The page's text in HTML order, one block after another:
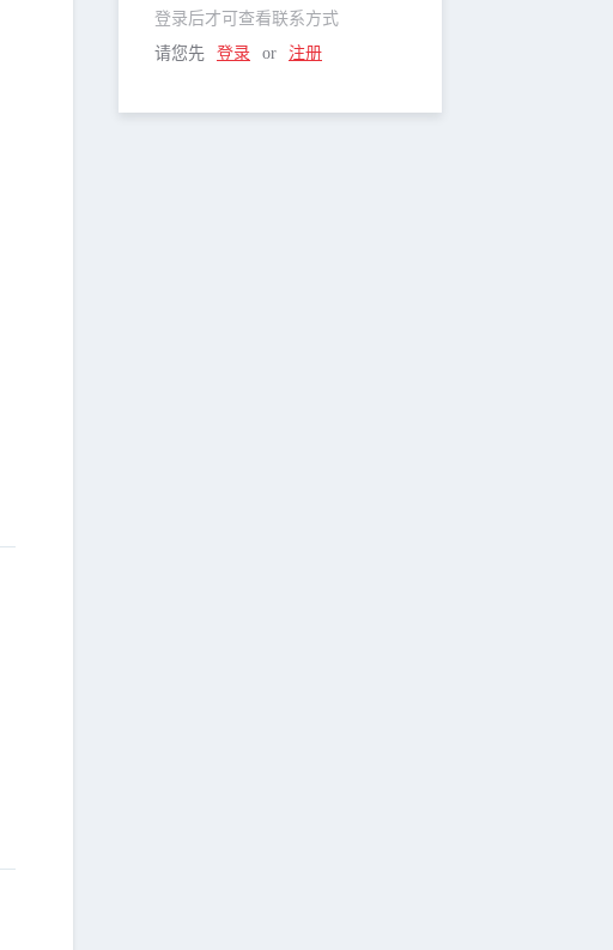
登录后才可查看联系方式
请您先
登录 or 注册